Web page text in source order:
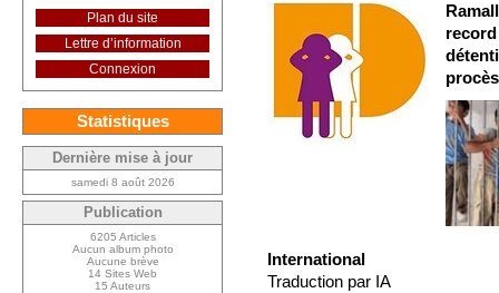
International
Traduction par IA
Plan du site
Lettre d’information
Connexion
Statistiques
Dernière mise à jour
samedi 8 août 2026
Publication
6205 Articles
Aucun album photo
Aucune brève
14 Sites Web
15 Auteurs